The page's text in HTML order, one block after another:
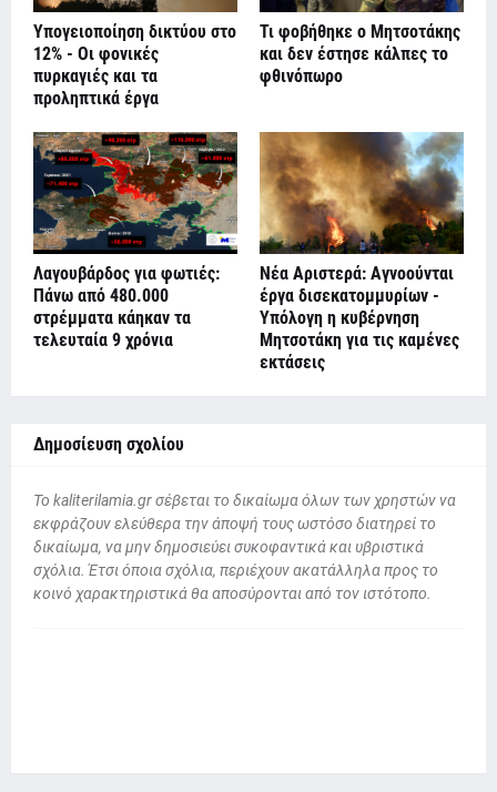
Υπογειοποίηση δικτύου στο
12% - Οι φονικές
πυρκαγιές και τα
προληπτικά έργα
Τι φοβήθηκε ο Μητσοτάκης
και δεν έστησε κάλπες το
φθινόπωρο
Λαγουβάρδος για φωτιές:
Πάνω από 480.000
στρέμματα κάηκαν τα
τελευταία 9 χρόνια
Νέα Αριστερά: Αγνοούνται
έργα δισεκατομμυρίων -
Υπόλογη η κυβέρνηση
Μητσοτάκη για τις καμένες
εκτάσεις
Δημοσίευση σχολίου
To kaliterilamia.gr σέβεται το δικαίωμα όλων των χρηστών να
εκφράζουν ελεύθερα την άποψή τους ωστόσο διατηρεί το
δικαίωμα, να μην δημοσιεύει συκοφαντικά και υβριστικά
σχόλια. Έτσι όποια σχόλια, περιέχουν ακατάλληλα προς το
κοινό χαρακτηριστικά θα αποσύρονται από τον ιστότοπο.